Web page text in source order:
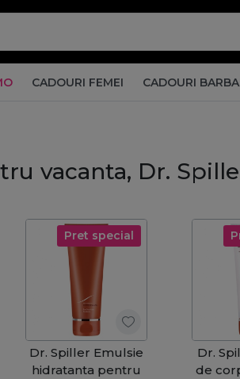
CADOURI FEMEI CADOURI
vacanta, Dr.
Pret special
Dr. Spiller Emulsie
hidratanta pentru
Dr.
de